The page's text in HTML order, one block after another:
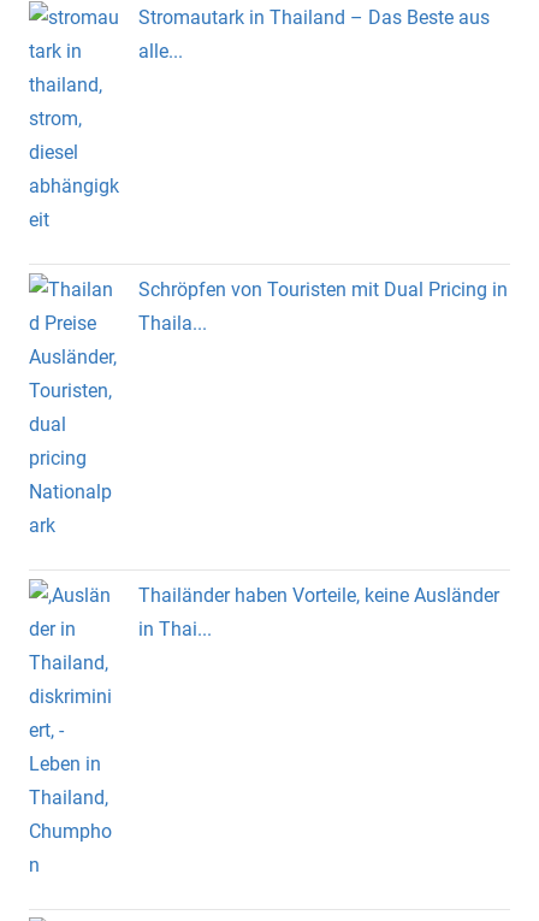
Stromautark in Thailand – Das Beste aus
alle...
Schröpfen von Touristen mit Dual Pricing in
Thaila...
Thailänder haben Vorteile, keine Ausländer
in Thai...